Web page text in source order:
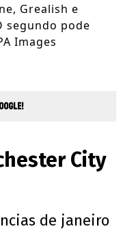
Grealish e
segundo pode
Images
City
de janeiro